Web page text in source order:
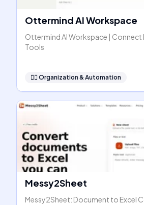
Ottermind AI Workspace
Ottermind AI Workspace | Connect
Tools
🧞‍♂️ Organization & Automation
Messy2Sheet
Messy2Sheet: Document to Excel